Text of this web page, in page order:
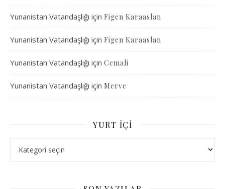
Yunanistan Vatandaşlığı için Figen Karaaslan
Yunanistan Vatandaşlığı için Figen Karaaslan
Yunanistan Vatandaşlığı için Cemali
Yunanistan Vatandaşlığı için Merve
YURT İÇI